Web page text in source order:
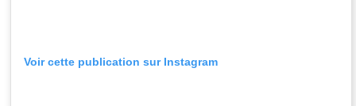
Voir cette publication sur Instagram